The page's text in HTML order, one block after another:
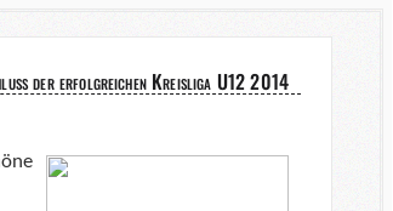
der erfolgreichen Kreisliga U12 2014